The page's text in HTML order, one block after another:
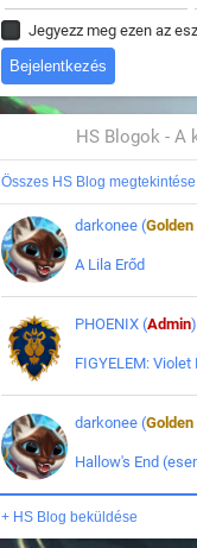
Jegyezz meg ezen az
HS Blogok - A
Összes HS Blog megtekintése
darkonee (Golden
A Lila Erőd
PHOENIX (Admin)
FIGYELEM:
darkonee (Golden
Hallow's End
+ HS Blog beküldése